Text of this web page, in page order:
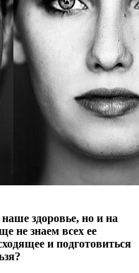
здоровье, но и на
не знаем всех ее
и подготовиться